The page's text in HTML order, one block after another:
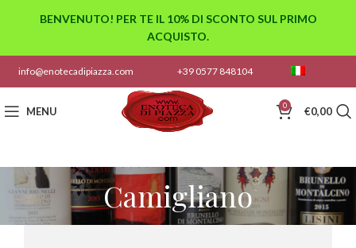
info@enotecadipiazza.com +39 0577 848104
MENU 0 €0,00
Camigliano
BENVENUTO! PER TE IL 10% DI SCONTO SUL PRIMO
ACQUISTO.